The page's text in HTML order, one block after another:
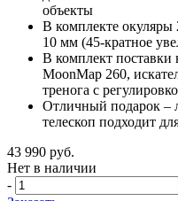
объекты
В комплекте окуляры
10 мм (45-кратное
В комплект поставки
MoonMap 260,
тренога с
Отличный подарок –
телескоп подходит
43 990 руб.
Нет в наличии
-